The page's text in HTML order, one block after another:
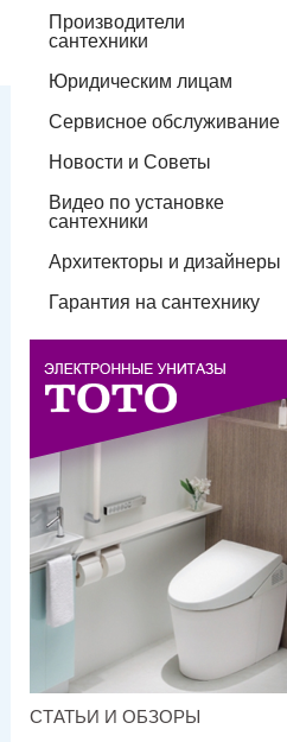
Производители
сантехники
Юридическим лицам
Сервисное обслуживание
Новости и Советы
Видео по установке
сантехники
Архитекторы и дизайнеры
Гарантия на сантехнику
СТАТЬИ И ОБЗОРЫ